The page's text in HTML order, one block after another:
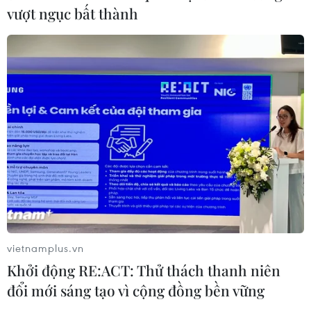
Tổng Biên tập: TRẦN TIẾN DUẨN
Phó Tổng Biên tập: NGUYỄN THỊ TÁM, KHÚC THANH
THỦY
Sở hữu trí tuệ
Quy định sử dụng
RSS
Hỗ trợ
Ngôn ngữ
TTXVN
Dịch vụ tin
Quảng cáo
Liên hệ
vượt ngục bất thành
vietnamplus.vn
Khởi động RE:ACT: Thử thách thanh niên
đổi mới sáng tạo vì cộng đồng bền vững